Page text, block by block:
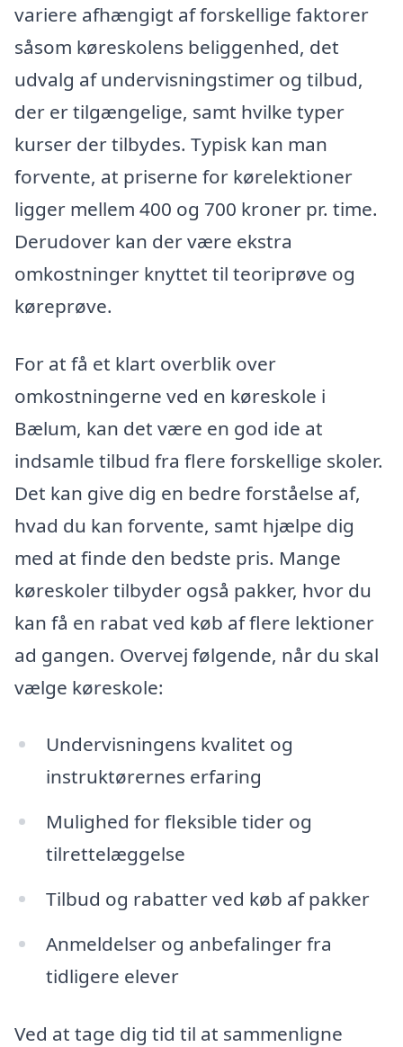
variere afhængigt af forskellige faktorer
såsom køreskolens beliggenhed, det
udvalg af undervisningstimer og tilbud,
der er tilgængelige, samt hvilke typer
kurser der tilbydes. Typisk kan man
forvente, at priserne for kørelektioner
ligger mellem 400 og 700 kroner pr. time.
Derudover kan der være ekstra
omkostninger knyttet til teoriprøve og
køreprøve.
For at få et klart overblik over
omkostningerne ved en køreskole i
Bælum, kan det være en god ide at
indsamle tilbud fra flere forskellige skoler.
Det kan give dig en bedre forståelse af,
hvad du kan forvente, samt hjælpe dig
med at finde den bedste pris. Mange
køreskoler tilbyder også pakker, hvor du
kan få en rabat ved køb af flere lektioner
ad gangen. Overvej følgende, når du skal
vælge køreskole:
Undervisningens kvalitet og
instruktørernes erfaring
Mulighed for fleksible tider og
tilrettelæggelse
Tilbud og rabatter ved køb af pakker
Anmeldelser og anbefalinger fra
tidligere elever
Ved at tage dig tid til at sammenligne